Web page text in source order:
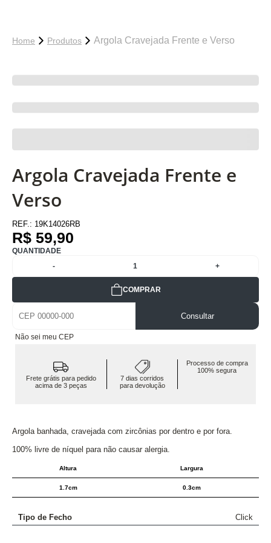
Home Produtos Argola Cravejada Frente e Verso
Argola Cravejada Frente e
Verso
REF.: 19K14026RB
R$ 59,90
QUANTIDADE
-
1 +
COMPRAR
Consultar
Não sei meu CEP
Frete grátis para pedido
acima de 3 peças
7 dias corridos
para devolução
Processo de compra
100% segura
Argola banhada, cravejada com zircônias por dentro e por fora.
100% livre de níquel para não causar alergia.
Altura Largura
1.7cm 0.3cm
Tipo de Fecho Click